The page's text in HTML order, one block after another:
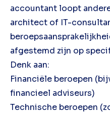
accountant loopt
architect of IT-
afgestemd zijn op
Denk aan:
Financiële beroepen
financieel adviseurs)
Technische beroepen